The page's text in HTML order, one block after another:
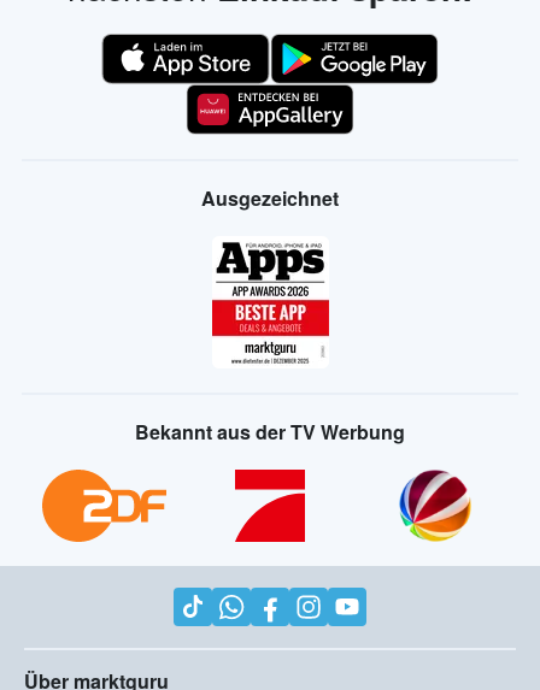
Ausgezeichnet
Bekannt aus der TV Werbung
Über marktguru